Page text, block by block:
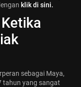
klikdi sini.
sebagai Maya,
tahun yang sangat